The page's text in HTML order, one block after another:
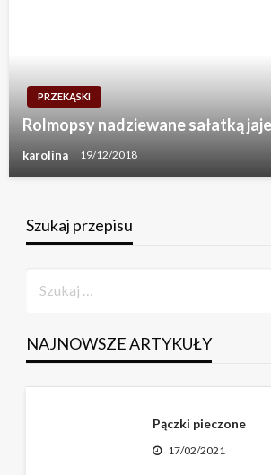
PRZEKĄSKI
Rolmopsy nadziewane sałatką
karolina 19/12/2018
Szukaj przepisu
NAJNOWSZE ARTYKUŁY
Pączki pieczone
17/02/2021